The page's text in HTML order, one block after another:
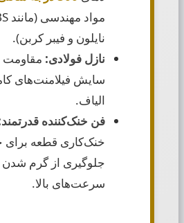
نایلون و فیبر کربن).
نازل فولادی: مقاومت
سایش فیلامنت‌های
الیاف.
فن خنک‌کننده
خنک‌کاری قطعه
جلوگیری از گرم شدن
سرعت‌های بالا.